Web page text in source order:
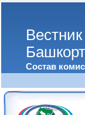
Состав